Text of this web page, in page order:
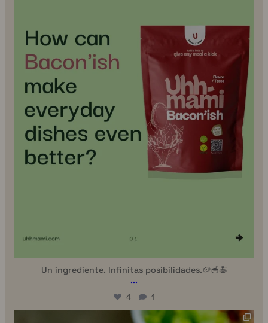
Un ingrediente. Infinitas posibilidades.🥔🥣🍝
...
4 1
uhhmami.food